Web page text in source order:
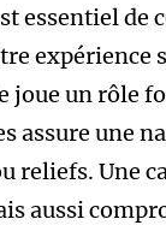
essentiel de
expérience
un rôle
assure une
reliefs. Une
aussi